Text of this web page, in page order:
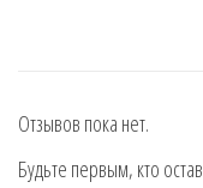
Отзывов пока нет.
Будьте первым, кто